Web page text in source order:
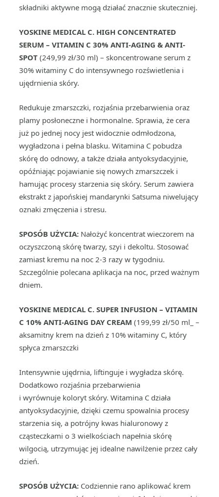
składniki aktywne mogą działać znacznie skuteczniej.
YOSKINE MEDICAL C. HIGH CONCENTRATED
SERUM – VITAMIN C 30% ANTI-AGING & ANTI-
SPOT (249,99 zł/30 ml) – skoncentrowane serum z
30% witaminy C do intensywnego rozświetlenia i
ujędrnienia skóry.
Redukuje zmarszczki, rozjaśnia przebarwienia oraz
plamy posłoneczne i hormonalne. Sprawia, że cera
już po jednej nocy jest widocznie odmłodzona,
wygładzona i pełna blasku. Witamina C pobudza
skórę do odnowy, a także działa antyoksydacyjnie,
opóźniając pojawianie się nowych zmarszczek i
hamując procesy starzenia się skóry. Serum zawiera
ekstrakt z japońskiej mandarynki Satsuma niwelujący
oznaki zmęczenia i stresu.
SPOSÓB UŻYCIA: Nałożyć koncentrat wieczorem na
oczyszczoną skórę twarzy, szyi i dekoltu. Stosować
zamiast kremu na noc 2-3 razy w tygodniu.
Szczególnie polecana aplikacja na noc, przed ważnym
dniem.
YOSKINE MEDICAL C. SUPER INFUSION – VITAMIN
C 10% ANTI-AGING DAY CREAM (199,99 zł/50 ml_ –
aksamitny krem na dzień z 10% witaminy C, który
spłyca zmarszczki
Intensywnie ujędrnia, liftinguje i wygładza skórę.
Dodatkowo rozjaśnia przebarwienia
i wyrównuje koloryt skóry. Witamina C działa
antyoksydacyjnie, dzięki czemu spowalnia procesy
starzenia się, a potrójny kwas hialuronowy z
cząsteczkami o 3 wielkościach napełnia skórę
wilgocią, utrzymując jej idealne nawilżenie przez cały
dzień.
SPOSÓB UŻYCIA: Codziennie rano aplikować krem